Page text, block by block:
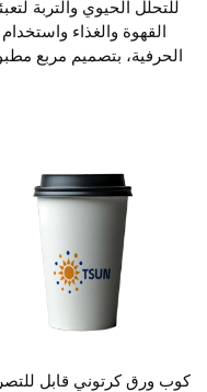
للتحلل الحيوي والتربة
القهوة والغذاء واستخدام
الحرفية، بتصميم مربع
كوب ورق كرتوني قابل